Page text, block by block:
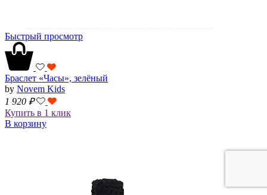
Быстрый просмотр
Браслет «Часы», зелёный
by Novem Kids
1 920 ₽
Купить в 1 клик
В корзину